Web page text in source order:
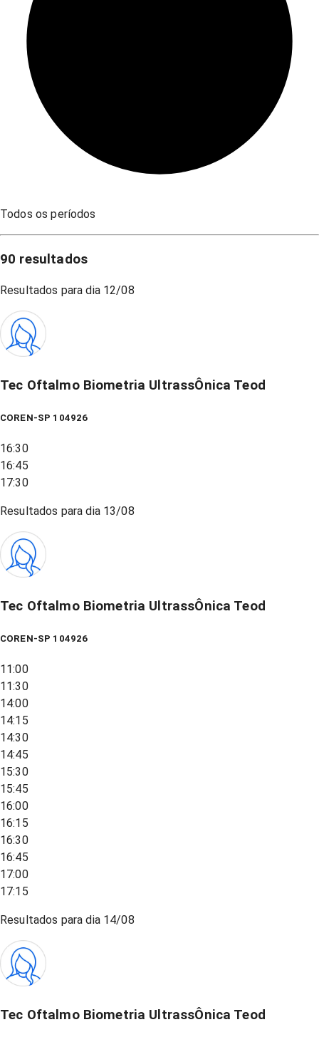
Todos os períodos
90 resultados
Resultados para dia 12/08
Tec Oftalmo Biometria UltrassÔnica Teod
COREN-SP 104926
16:30
16:45
17:30
Resultados para dia 13/08
Tec Oftalmo Biometria UltrassÔnica Teod
COREN-SP 104926
11:00
11:30
14:00
14:15
14:30
14:45
15:30
15:45
16:00
16:15
16:30
16:45
17:00
17:15
Resultados para dia 14/08
Tec Oftalmo Biometria UltrassÔnica Teod